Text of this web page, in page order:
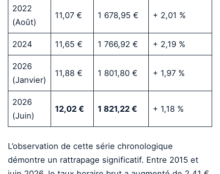
2022
(Août)
11,07 € 1 678,95 € + 2,01 %
2024 11,65 € 1 766,92 € + 2,19 %
2026
(Janvier)
11,88 € 1 801,80 € + 1,97 %
2026
(Juin)
12,02 € 1 821,22 € + 1,18 %
L’observation de cette série chronologique
démontre un rattrapage significatif. Entre 2015 et